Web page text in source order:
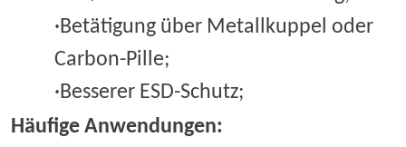
·Betätigung über Metallkuppel oder
Carbon-Pille;
·Besserer ESD-Schutz;
Häufige Anwendungen: